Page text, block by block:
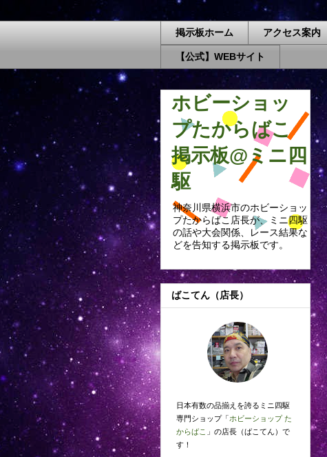
掲示板ホーム アクセス案内
【公式】WEBサイト
ホビーショッ
プたからばこ
掲示板@ミニ四
駆
神奈川県横浜市のホビーショッ
プたからばこ店長が、ミニ四駆
の話や大会関係、レース結果な
どを告知する掲示板です。
ばこてん（店長）
日本有数の品揃えを誇るミニ四駆
専門ショップ「ホビーショップ た
からばこ 」の店長（ばこてん）で
す！